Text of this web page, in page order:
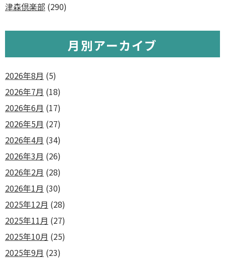
津森倶楽部 (290)
月別アーカイブ
2026年8月 (5)
2026年7月 (18)
2026年6月 (17)
2026年5月 (27)
2026年4月 (34)
2026年3月 (26)
2026年2月 (28)
2026年1月 (30)
2025年12月 (28)
2025年11月 (27)
2025年10月 (25)
2025年9月 (23)